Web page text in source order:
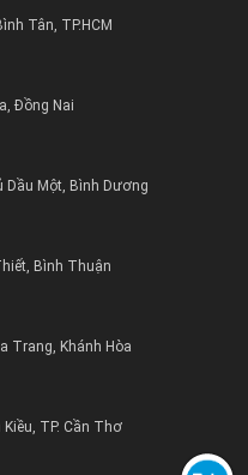
khách đẹp nhất :
những sản phẩm chất
ngoài.
dành cho phòng khách
mọi căn phòng khách.
nên sự đa dạng với nhiều
nhất và nhất là ấm áp
Tân, TP.HCM
Đồng Nai
Dầu Một, Bình Dương
Bình Thuận
Trang, Khánh Hòa
TP. Cần Thơ